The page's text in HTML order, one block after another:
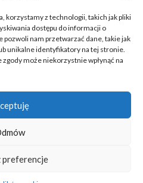
korzystamy z technologii, takich jak pliki
dostępu do informacji o
nam przetwarzać dane, takie jak
unikalne identyfikatory na tej stronie.
może niekorzystnie wpłynąć na
preferencje
komplety.
piotrkow.pl